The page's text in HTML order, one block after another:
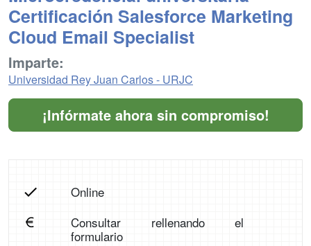
Certificación Salesforce Marketing
Cloud Email Specialist
Imparte:
Universidad Rey Juan Carlos - URJC
¡Infórmate ahora sin compromiso!
Online
Consultar rellenando el
formulario